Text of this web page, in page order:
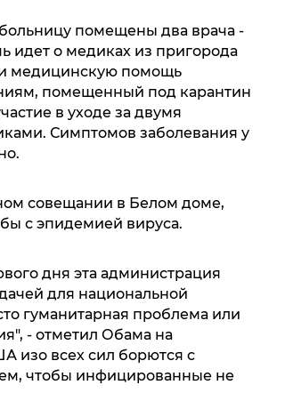
помещены два врача -
идет о медиках из пригорода
медицинскую помощь
помещенный под карантин
в уходе за двумя
Симптомов заболевания у
совещании в Белом доме,
с эпидемией вируса.
дня эта администрация
для национальной
гуманитарная проблема или
- отметил Обама на
изо всех сил борются с
чтобы инфицированные не